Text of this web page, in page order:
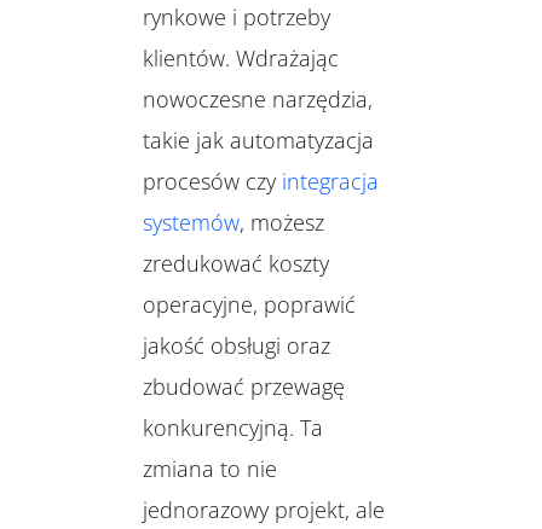
rynkowe i potrzeby
klientów. Wdrażając
nowoczesne narzędzia,
takie jak automatyzacja
procesów czy integracja
systemów, możesz
zredukować koszty
operacyjne, poprawić
jakość obsługi oraz
zbudować przewagę
konkurencyjną. Ta
zmiana to nie
jednorazowy projekt, ale